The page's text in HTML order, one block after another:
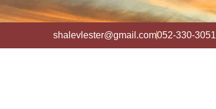
052-330-3051
shalevlester@gmail.com